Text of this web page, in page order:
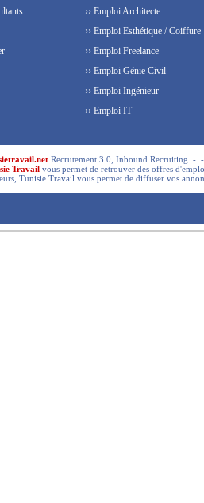
›› Emploi Architecte
›› Emploi Esthétique / Coiffure
›› Emploi Freelance
›› Emploi Génie Civil
›› Emploi Ingénieur
›› Emploi IT
Recrutement 3.0, Inbound Recruiting .-
Travail vous permet de retrouver des offres
Tunisie Travail vous permet de diffuser vos